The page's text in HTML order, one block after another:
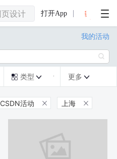
打开App
我的活动

 类型  更多 
CSDN活动  上海 